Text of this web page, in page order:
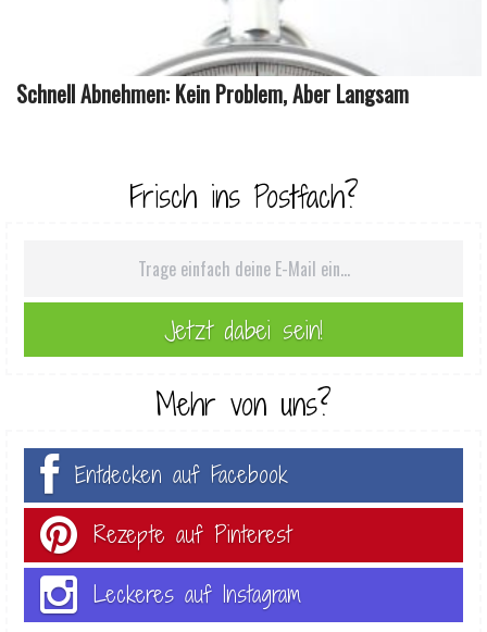
Schnell Abnehmen: Kein Problem, Aber Langsam
Frisch ins Postfach?
Mehr von uns?
Entdecken auf Facebook
Rezepte auf Pinterest
Leckeres auf Instagram